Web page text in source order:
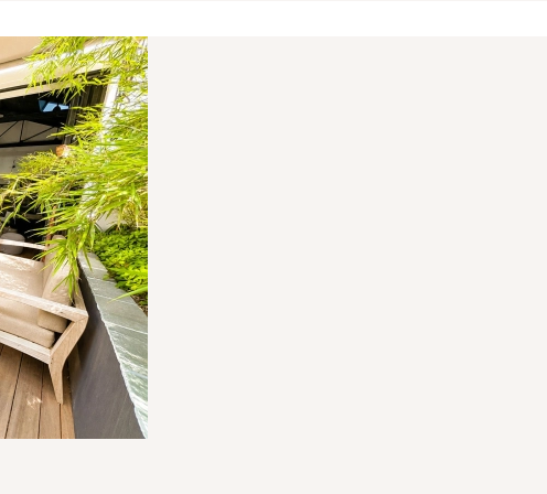
2005-1315 du 21 octobre 2005 modifiant le décret n° 72-678 du
de la carte professionnelle de Transactions sur immeubles et
Immobiliers (S.N.P.I.).
SA/NV - Tour CBX - 1 Passerelle des Reflets - 92913 Paris La
+ TVA 20 %) du prix de vente à la charge du vendeur et 3,60 %
particulières).
est :MEDIMMOCONSO
ligne : https://recevabilite-mediations.medimmoconso.fr
- Côte Varoise